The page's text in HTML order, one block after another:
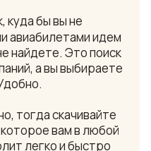
куда бы вы не
авиабилетами идем
найдете. Это поиск
а вы выбираете
тогда скачивайте
вам в любой
легко и быстро